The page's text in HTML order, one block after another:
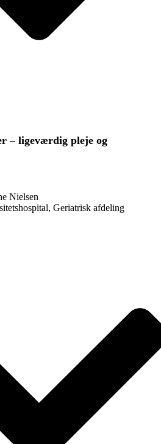
– ligeværdig pleje og
Nielsen
Geriatrisk afdeling